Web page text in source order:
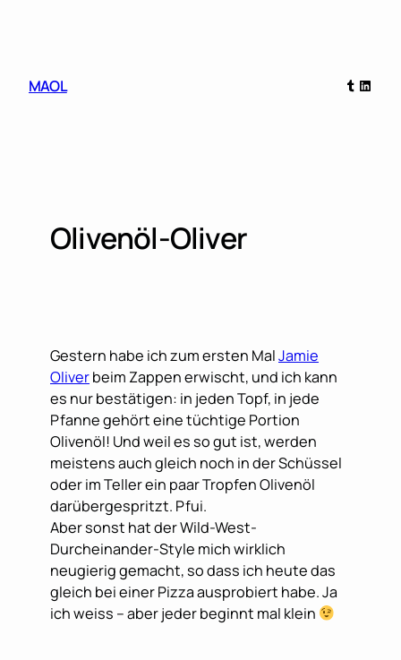
MAOL
Tumblr
Olivenöl-Oliver
Gestern habe ich zum ersten MalJamie
Oliverbeim Zappen erwischt, und ich kann
es nur bestätigen: in jeden Topf, in jede
Pfanne gehört eine tüchtige Portion
Olivenöl! Und weil es so gut ist, werden
meistens auch gleich noch in der Schüssel
oder im Teller ein paar Tropfen Olivenöl
darübergespritzt. Pfui.
Aber sonst hat der Wild-West-
Durcheinander-Style mich wirklich
neugierig gemacht, so dass ich heute das
gleich bei einer Pizza ausprobiert habe. Ja
ich weiss – aber jeder beginnt mal klein